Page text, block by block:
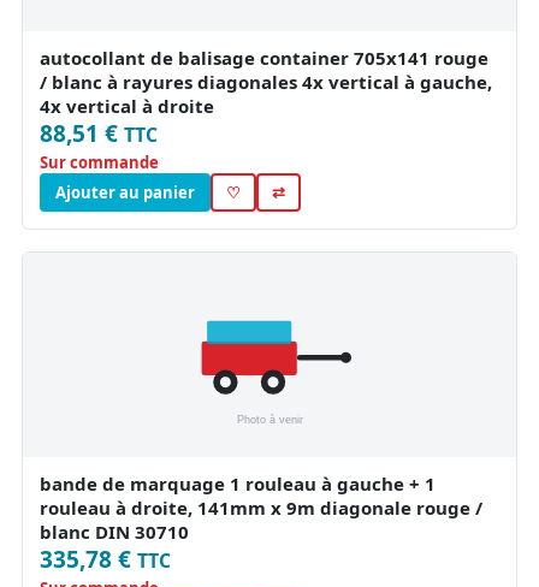
autocollant de balisage container 705x141 rouge
/ blanc à rayures diagonales 4x vertical à gauche,
4x vertical à droite
88,51 € TTC
Sur commande
Ajouter au panier
♡ ⇄
bande de marquage 1 rouleau à gauche + 1
rouleau à droite, 141mm x 9m diagonale rouge /
blanc DIN 30710
335,78 € TTC